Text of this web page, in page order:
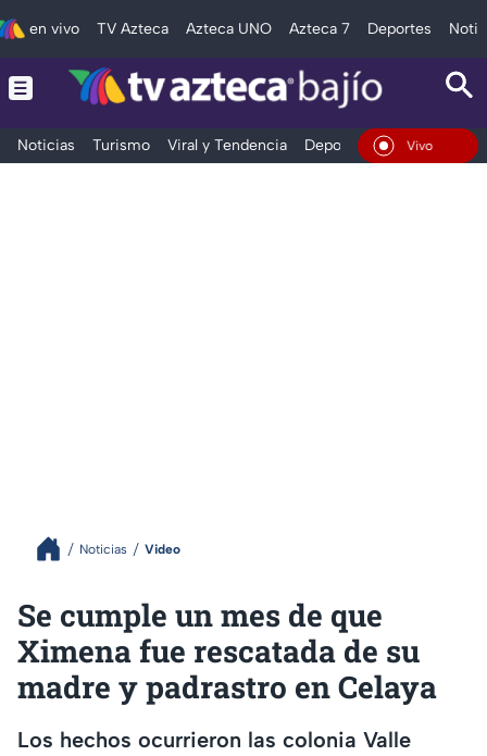
en vivo TV Azteca Azteca UNO Azteca 7 Deportes
Noticias Turismo Viral y Tendencia Deportes Espectáculos
En Vivo
Noticias Video
Se cumple un mes de que
Ximena fue rescatada de su
madre y padrastro en Celaya
Los hechos ocurrieron las colonia Valle